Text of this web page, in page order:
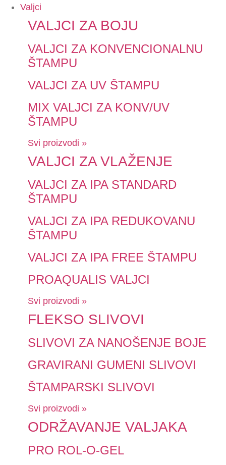
Valjci
VALJCI ZA BOJU
VALJCI ZA KONVENCIONALNU
ŠTAMPU
VALJCI ZA UV ŠTAMPU
MIX VALJCI ZA KONV/UV
ŠTAMPU
Svi proizvodi »
VALJCI ZA VLAŽENJE
VALJCI ZA IPA STANDARD
ŠTAMPU
VALJCI ZA IPA REDUKOVANU
ŠTAMPU
VALJCI ZA IPA FREE ŠTAMPU
PROAQUALIS VALJCI
Svi proizvodi »
FLEKSO SLIVOVI
SLIVOVI ZA NANOŠENJE BOJE
GRAVIRANI GUMENI SLIVOVI
ŠTAMPARSKI SLIVOVI
Svi proizvodi »
ODRŽAVANJE VALJAKA
PRO ROL-O-GEL